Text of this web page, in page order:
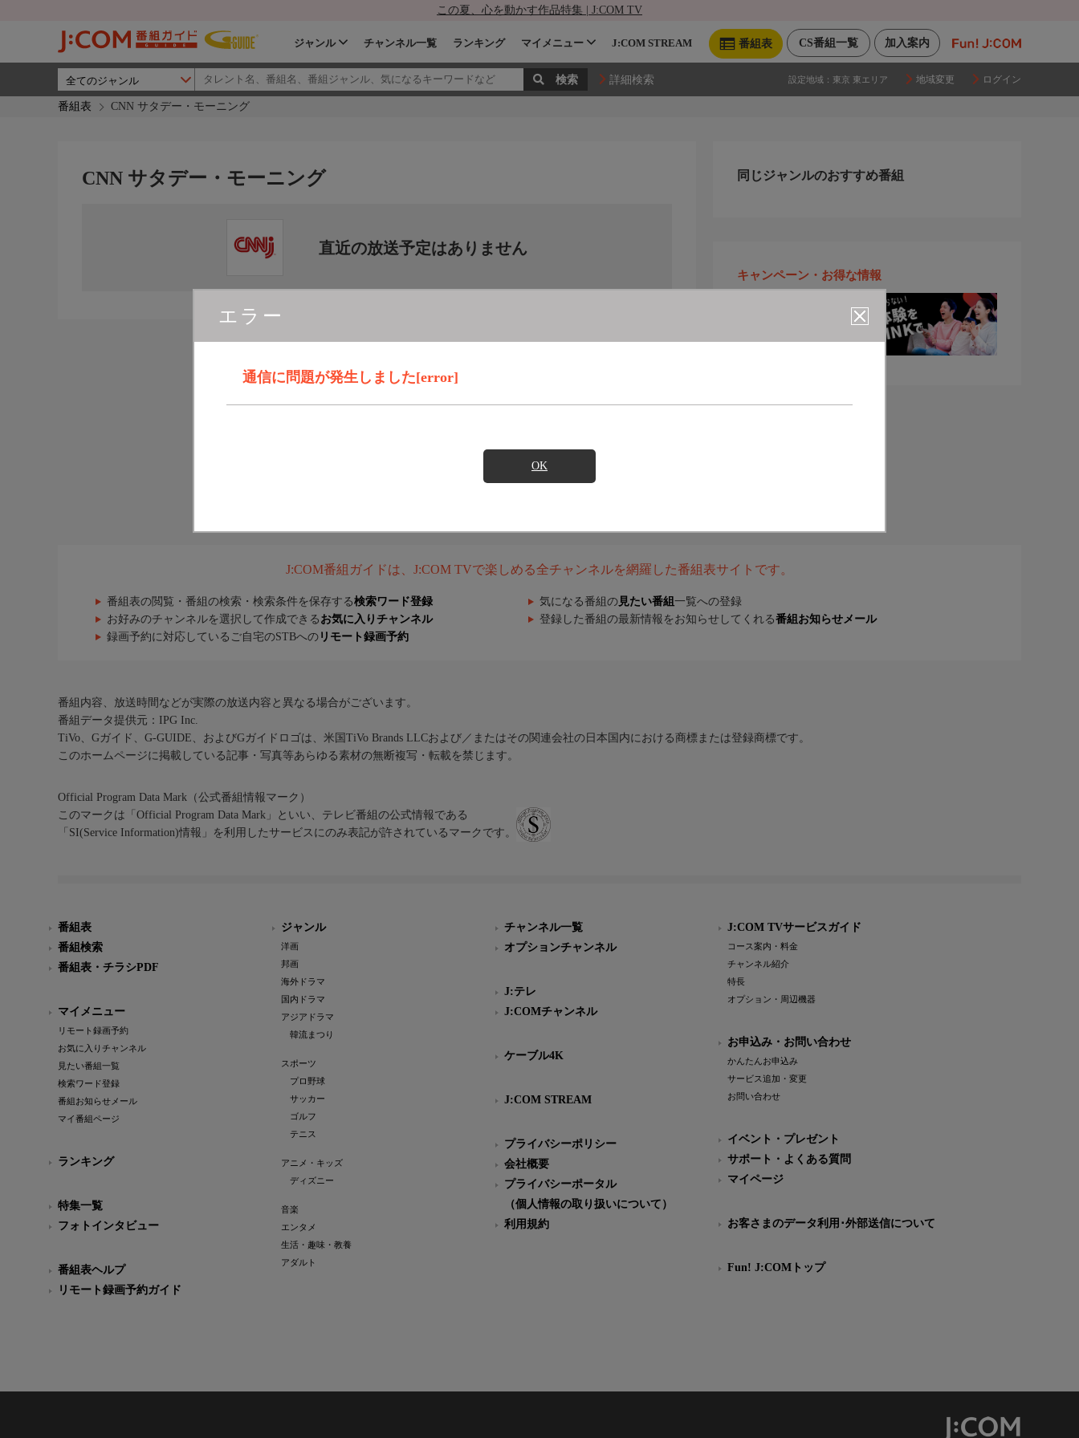
この夏、心を動かす作品特集 | J:COM TV
加入案内
CS番組一覧
番組表
ジャンル チャンネル一覧 ランキング マイメニュー J:COM STREAM
詳細検索 設定地域： 東京 東エリア 地域変更 ログイン
番組表 CNN サタデー・モーニング
エラー
通信に問題が発生しました[error]
OK
CNN サタデー・モーニング
直近の放送予定はありません
同じジャンルのおすすめ番組
キャンペーン・お得な情報
J:COM番組ガイドは、J:COM TVで楽しめる全チャンネルを網羅した番組表サイトです。
番組表の閲覧・番組の検索・検索条件を保存する検索ワード登録 気になる番組の 見たい番組 一覧への登録
お好みのチャンネルを選択して作成できる お気に入りチャンネル 登録した番組の最新情報をお知らせしてくれる番組お知らせメール
録画予約に対応しているご自宅のSTBへの リモート録画予約
番組内容、放送時間などが実際の放送内容と異なる場合がございます。
番組データ提供元：IPG Inc.
TiVo、Gガイド、G-GUIDE、およびGガイドロゴは、米国TiVo Brands LLCおよび／またはその関連会社の日本国内における商標または登録商標です。
このホームページに掲載している記事・写真等あらゆる素材の無断複写・転載を禁じます。
Official Program Data Mark（公式番組情報マーク）
このマークは「Official Program Data Mark」といい、テレビ番組の公式情報である
「SI(Service Information)情報」を利用したサービスにのみ表記が許されているマークです。
番組表
番組検索
番組表・チラシPDF
マイメニュー
リモート録画予約
お気に入りチャンネル
見たい番組一覧
検索ワード登録
番組お知らせメール
マイ番組ページ
ランキング
特集一覧
フォトインタビュー
番組表ヘルプ
リモート録画予約ガイド
ジャンル
洋画
邦画
海外ドラマ
国内ドラマ
アジアドラマ
韓流まつり
スポーツ
プロ野球
サッカー
ゴルフ
テニス
アニメ・キッズ
ディズニー
音楽
エンタメ
生活・趣味・教養
アダルト
チャンネル一覧
オプションチャンネル
J:テレ
J:COMチャンネル
ケーブル4K
J:COM STREAM
プライバシーポリシー
会社概要
プライバシーポータル
（個人情報の取り扱いについて）
利用規約
J:COM TVサービスガイド
コース案内・料金
チャンネル紹介
特長
オプション・周辺機器
お申込み・お問い合わせ
かんたんお申込み
サービス追加・変更
お問い合わせ
イベント・プレゼント
サポート・よくある質問
マイページ
お客さまのデータ利用･外部送信について
Fun! J:COMトップ